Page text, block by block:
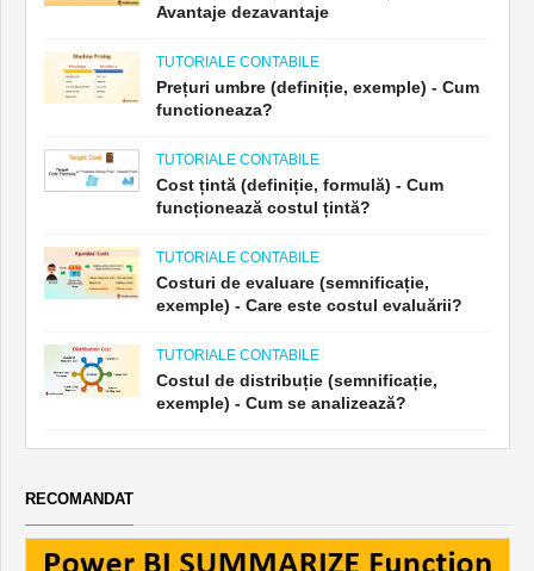
Avantaje dezavantaje
TUTORIALE CONTABILE
Prețuri umbre (definiție, exemple) - Cum
functioneaza?
TUTORIALE CONTABILE
Cost țintă (definiție, formulă) - Cum
funcționează costul țintă?
TUTORIALE CONTABILE
Costuri de evaluare (semnificație,
exemple) - Care este costul evaluării?
TUTORIALE CONTABILE
Costul de distribuție (semnificație,
exemple) - Cum se analizează?
RECOMANDAT